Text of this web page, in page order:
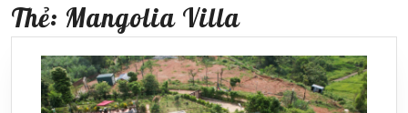
Thẻ: Mangolia Villa